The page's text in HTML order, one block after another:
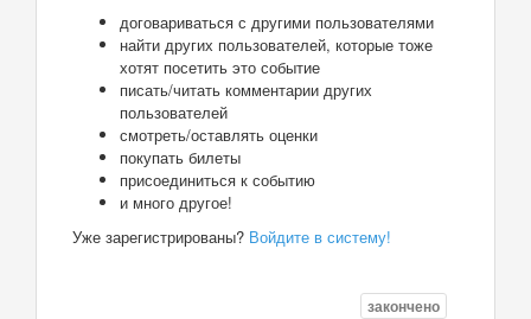
договариваться с другими пользователями
найти других пользователей, которые тоже
хотят посетить это событие
писать/читать комментарии других
пользователей
смотреть/оставлять оценки
покупать билеты
присоединиться к событию
и много другое!
Уже зарегистрированы? Войдите в систему!
закончено